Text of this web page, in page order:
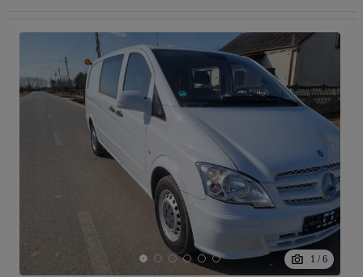
1 / 6